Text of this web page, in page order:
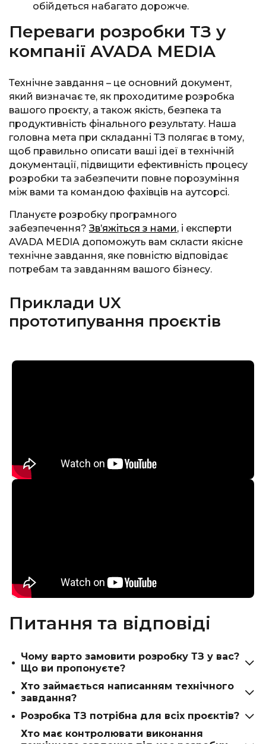
обійдеться набагато дорожче.
Переваги розробки ТЗ у
компанії AVADA MEDIA
Технічне завдання – це основний документ,
який визначає те, як проходитиме розробка
вашого проєкту, а також якість, безпека та
продуктивність фінального результату. Наша
головна мета при складанні ТЗ полягає в тому,
щоб правильно описати ваші ідеї в технічній
документації, підвищити ефективність процесу
розробки та забезпечити повне порозуміння
між вами та командою фахівців на аутсорсі.
Плануєте розробку програмного
забезпечення?Зв’яжіться з нами, і експерти
AVADA MEDIA допоможуть вам скласти якісне
технічне завдання, яке повністю відповідає
потребам та завданням вашого бізнесу.
Приклади UX
прототипування проєктів
Питання та відповіді
Чому варто замовити розробку ТЗ у вас?
Що ви пропонуєте?
Ми вважаємо, що ТЗ на сотні сторінок давно
втратили ефективність, тому використовуємо
інший підхід. В основі наших ТЗ лежить
інтерактивний прототип вашого
Хто займається написанням технічного
завдання?
Все залежить від розміру та складності
програмного забезпечення. Складанням ТЗ
Розробка ТЗ потрібна для всіх проєктів?
Якщо ви хочете отримати якісний продукт, то
Хто має контролювати виконання